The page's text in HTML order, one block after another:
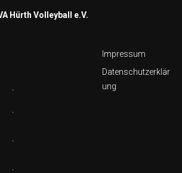
Hürth Volleyball e.V.
Impressum
Datenschutzerklär
ung